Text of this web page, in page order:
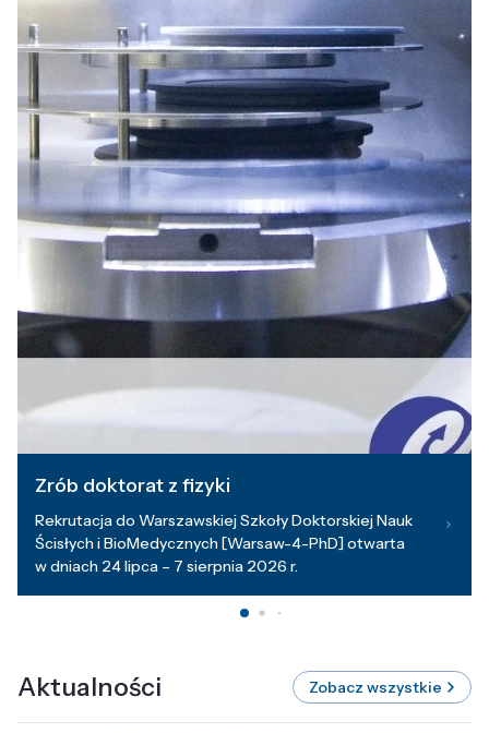
Zrób doktorat z fizyki
Rekrutacja do Warszawskiej Szkoły Doktorskiej Nauk
Ścisłych i BioMedycznych [Warsaw-4-PhD] otwarta
w dniach 24 lipca – 7 sierpnia 2026 r.
Aktualności Zobacz wszystkie